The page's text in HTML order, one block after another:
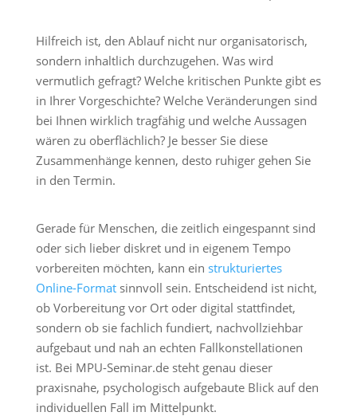
Hilfreich ist, den Ablauf nicht nur organisatorisch,
sondern inhaltlich durchzugehen. Was wird
vermutlich gefragt? Welche kritischen Punkte gibt es
in Ihrer Vorgeschichte? Welche Veränderungen sind
bei Ihnen wirklich tragfähig und welche Aussagen
wären zu oberflächlich? Je besser Sie diese
Zusammenhänge kennen, desto ruhiger gehen Sie
in den Termin.
Gerade für Menschen, die zeitlich eingespannt sind
oder sich lieber diskret und in eigenem Tempo
vorbereiten möchten, kann ein strukturiertes
Online-Formatsinnvoll sein. Entscheidend ist nicht,
ob Vorbereitung vor Ort oder digital stattfindet,
sondern ob sie fachlich fundiert, nachvollziehbar
aufgebaut und nah an echten Fallkonstellationen
ist. Bei MPU-Seminar.de steht genau dieser
praxisnahe, psychologisch aufgebaute Blick auf den
individuellen Fall im Mittelpunkt.